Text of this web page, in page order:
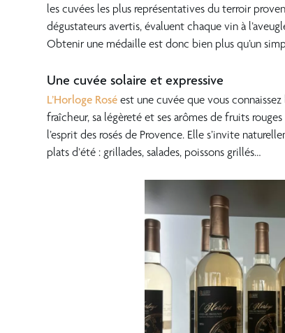
les cuvées les plus représentatives du terroir
dégustateurs avertis, évaluent chaque vin à
Obtenir une médaille est donc bien plus qu’un
Une cuvée solaire et expressive
L’Horloge Rosé est une cuvée que vous
fraîcheur, sa légèreté et ses arômes de fruits
l’esprit des rosés de Provence. Elle s’invite
plats d’été : grillades, salades, poissons grillés…